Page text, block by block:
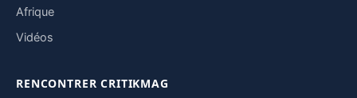
Afrique
Vidéos
RENCONTRER CRITIKMAG